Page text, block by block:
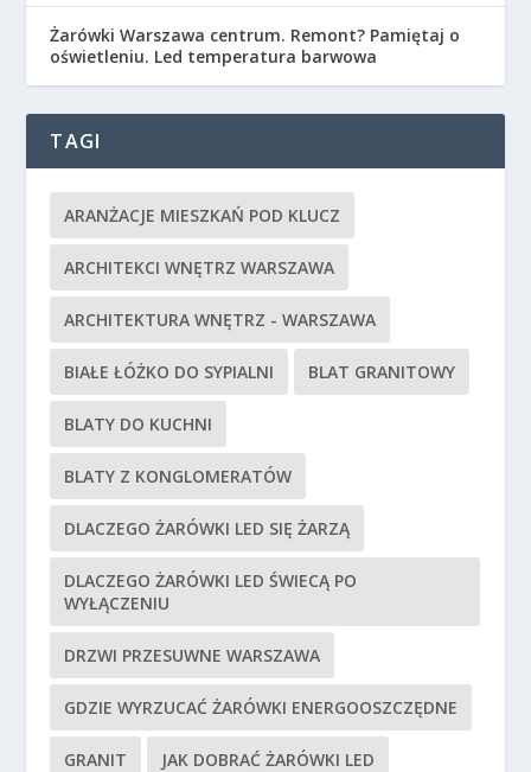
Żarówki Warszawa centrum. Remont? Pamiętaj o
oświetleniu. Led temperatura barwowa
TAGI
ARANŻACJE MIESZKAŃ POD KLUCZ
ARCHITEKCI WNĘTRZ WARSZAWA
ARCHITEKTURA WNĘTRZ - WARSZAWA
BIAŁE ŁÓŻKO DO SYPIALNI BLAT GRANITOWY
BLATY DO KUCHNI
BLATY Z KONGLOMERATÓW
DLACZEGO ŻARÓWKI LED SIĘ ŻARZĄ
DLACZEGO ŻARÓWKI LED ŚWIECĄ PO
WYŁĄCZENIU
DRZWI PRZESUWNE WARSZAWA
GDZIE WYRZUCAĆ ŻARÓWKI ENERGOOSZCZĘDNE
GRANIT JAK DOBRAĆ ŻARÓWKI LED